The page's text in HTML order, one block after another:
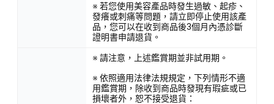
※ 若您使用美容產品時發生過敏、起疹、
發癢或刺痛等問題，請立即停止使用該產
品，您可以在收到商品後3個月內憑診斷
證明書申請退貨。
※ 請注意，上述鑑賞期並非試用期。
※ 依照適用法律法規規定，下列情形不適
用鑑賞期，除收到商品時發現有瑕疵或已
損壞者外，恕不接受退貨：